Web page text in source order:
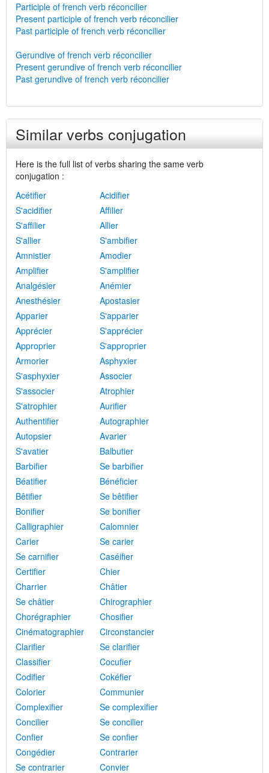
Participle of french verb réconcilier
Present participle of french verb réconcilier
Past participle of french verb réconcilier
Gerundive of french verb réconcilier
Present gerundive of french verb réconcilier
Past gerundive of french verb réconcilier
Similar verbs conjugation
Here is the full list of verbs sharing the same verb
conjugation :
Acétifier
Acidifier
S'acidifier
Affilier
S'affilier
Allier
S'allier
S'ambifier
Amnistier
Amodier
Amplifier
S'amplifier
Analgésier
Anémier
Anesthésier
Apostasier
Apparier
S'apparier
Apprécier
S'apprécier
Approprier
S'approprier
Armorier
Asphyxier
S'asphyxier
Associer
S'associer
Atrophier
S'atrophier
Aurifier
Authentifier
Autographier
Autopsier
Avarier
S'avatier
Balbutier
Barbifier
Se barbifier
Béatifier
Bénéficier
Bêtifier
Se bêtifier
Bonifier
Se bonifier
Calligraphier
Calomnier
Carier
Se carier
Se carnifier
Caséifier
Certifier
Chier
Charrier
Châtier
Se châtier
Chirographier
Chorégraphier
Chosifier
Cinématographier
Circonstancier
Clarifier
Se clarifier
Classifier
Cocufier
Codifier
Cokéfier
Colorier
Communier
Complexifier
Se complexifier
Concilier
Se concilier
Confier
Se confier
Congédier
Contrarier
Se contrarier
Convier